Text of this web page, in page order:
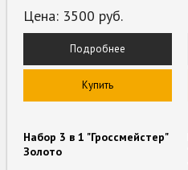
Цена: 3500 руб.
Подробнее
Купить
Набор 3 в 1 "Гроссмейстер"
Золото